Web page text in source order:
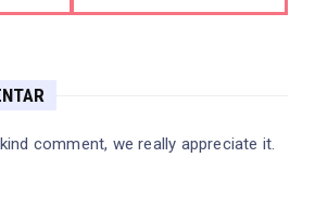
comment, we really appreciate it.